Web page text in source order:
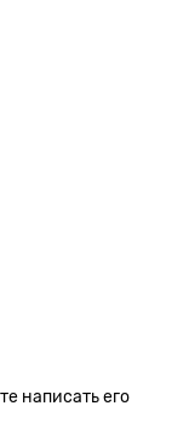
написать его